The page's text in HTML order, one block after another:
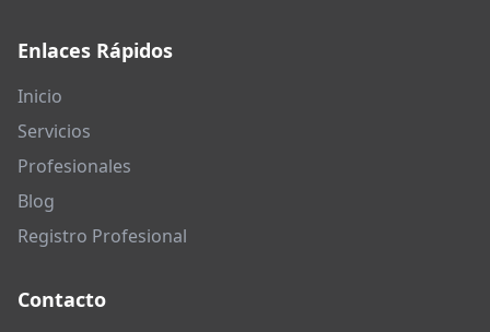
Enlaces Rápidos
Inicio
Servicios
Profesionales
Blog
Registro Profesional
Contacto